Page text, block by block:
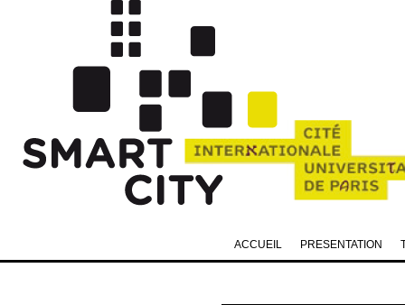
PRESENTATION
ACCUEIL